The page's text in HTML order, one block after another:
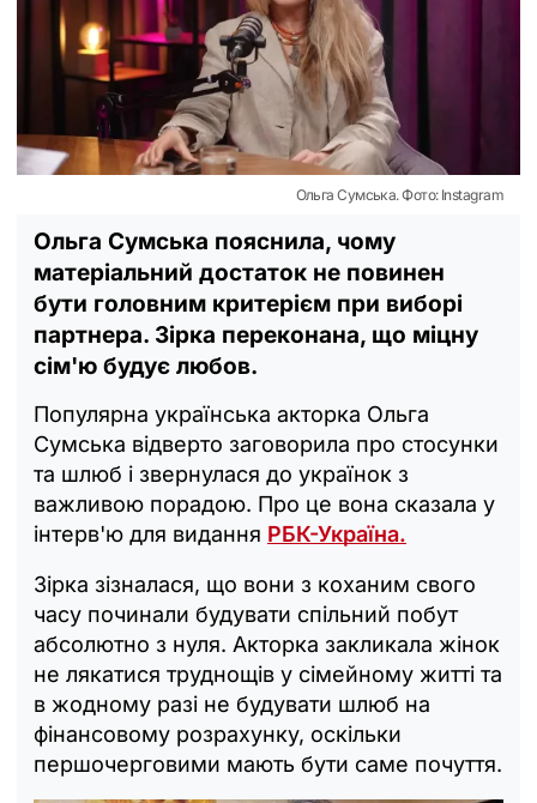
Ольга Сумська. Фото: Instagram
Ольга Сумська пояснила, чому
матеріальний достаток не повинен
бути головним критерієм при виборі
партнера. Зірка переконана, що міцну
сім'ю будує любов.
Популярна українська акторка Ольга
Сумська відверто заговорила про стосунки
та шлюб і звернулася до українок з
важливою порадою. Про це вона сказала у
інтерв'ю для видання РБК-Україна.
Зірка зізналася, що вони з коханим свого
часу починали будувати спільний побут
абсолютно з нуля. Акторка закликала жінок
не лякатися труднощів у сімейному житті та
в жодному разі не будувати шлюб на
фінансовому розрахунку, оскільки
першочерговими мають бути саме почуття.